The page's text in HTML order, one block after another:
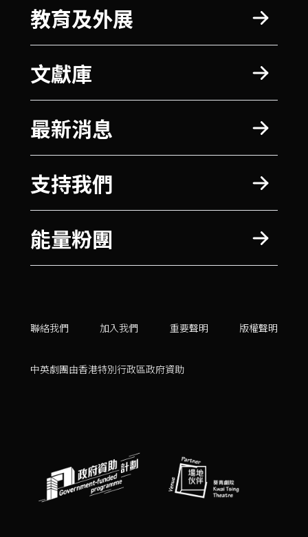
教育及外展
文獻庫
最新消息
支持我們
能量粉團
聯絡我們 加入我們 重要聲明 版權聲明
中英劇團由香港特別行政區政府資助